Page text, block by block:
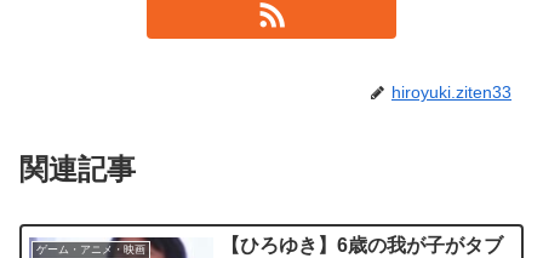
hiroyuki.ziten33
関連記事
ゲーム・アニメ・映画
【ひろゆき】6歳の我が子がタブ